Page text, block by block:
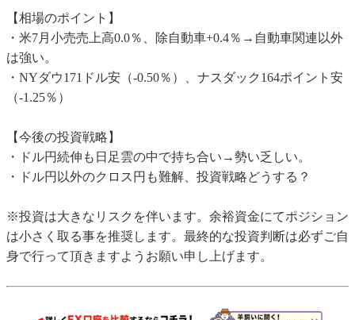
【相場のポイント】
・米7月小売売上高0.0％、除自動車+0.4％→自動車関連以外
は強い。
・NYダウ171ドル安（-0.50％）、ナスダック164ポイント安
（-1.25％）
【今後の投資戦略】
・ドル円続伸も日足雲の中で持ち合い→勢い乏しい。
・ドル円以外のクロス円も難解、投資戦略どうする？
※投資は大きなリスクを伴います。余裕資金にてポジション
は小さく取る事を推奨します。最終的な投資判断は必ずご自
身で行って頂きますようお願い申し上げます。